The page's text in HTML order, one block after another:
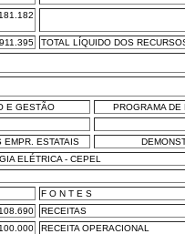
TOTAL LÍQUIDO DOS
E GESTÃO
PROGRAMA
EMPR. ESTATAIS
ELÉTRICA - CEPEL
F O N T E S
RECEITAS
RECEITA OPERACIONAL